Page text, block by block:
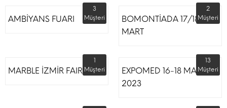
AMBİYANS FUARI
3
Müşteri
BOMONTİADA 17/18
MART
2
Müşteri
MARBLE İZMİR FAIR
1
Müşteri
EXPOMED 16-18 MART
2023
13
Müşteri